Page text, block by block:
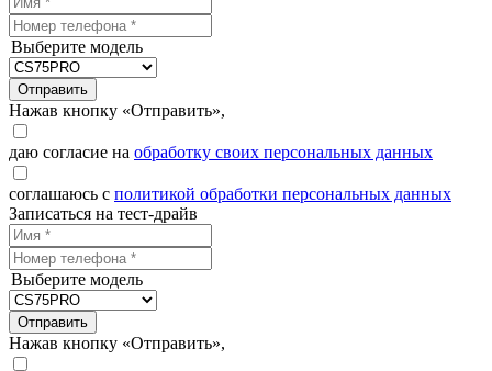
Выберите модель
Отправить
Нажав кнопку «Отправить»,
даю согласие на обработку своих персональных данных
соглашаюсь с политикой обработки персональных данных
Записаться на тест-драйв
Выберите модель
Отправить
Нажав кнопку «Отправить»,